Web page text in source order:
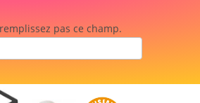
pas ce champ.